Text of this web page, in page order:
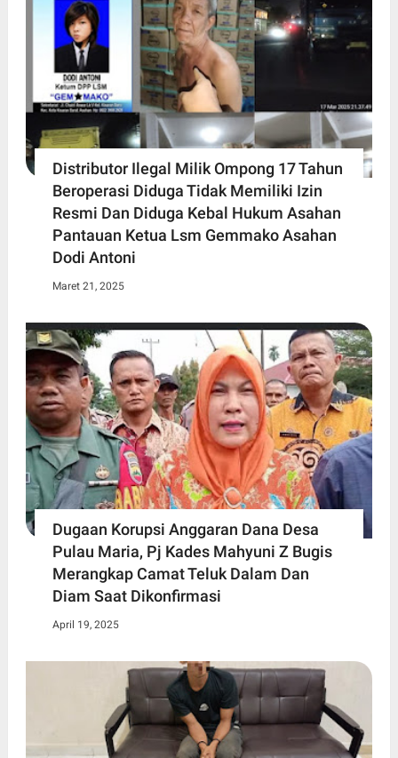
Distributor Ilegal Milik Ompong 17 Tahun
Beroperasi Diduga Tidak Memiliki Izin
Resmi Dan Diduga Kebal Hukum Asahan
Pantauan Ketua Lsm Gemmako Asahan
Dodi Antoni
Maret 21, 2025
Dugaan Korupsi Anggaran Dana Desa
Pulau Maria, Pj Kades Mahyuni Z Bugis
Merangkap Camat Teluk Dalam Dan
Diam Saat Dikonfirmasi
April 19, 2025